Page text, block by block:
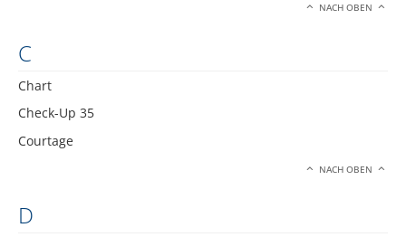
NACH OBEN
C
Chart
Check-Up 35
Courtage
NACH OBEN
D